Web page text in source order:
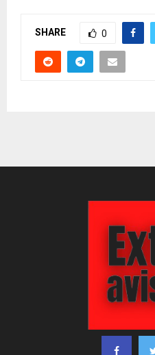
SHARE 0